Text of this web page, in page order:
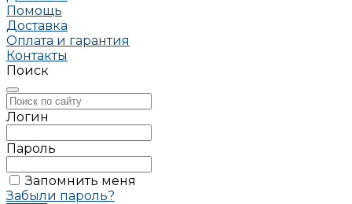
Помощь
Доставка
Оплата и гарантия
Контакты
Поиск
Логин
Пароль
Запомнить меня
Забыли пароль?